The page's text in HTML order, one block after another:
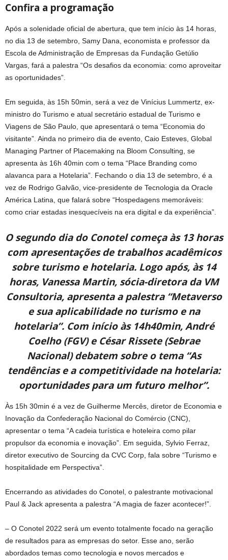
Confira a programação
Após a solenidade oficial de abertura, que tem início às 14 horas,
no dia 13 de setembro, Samy Dana, economista e professor da
Escola de Administração de Empresas da Fundação Getúlio
Vargas, fará a palestra “Os desafios da economia: como aproveitar
as oportunidades”.
Em seguida, às 15h 50min, será a vez de Vinícius Lummertz, ex-
ministro do Turismo e atual secretário estadual de Turismo e
Viagens de São Paulo, que apresentará o tema “Economia do
visitante”. Ainda no primeiro dia de evento, Caio Esteves, Global
Managing Partner of Placemaking na Bloom Consulting, se
apresenta às 16h 40min com o tema “Place Branding como
alavanca para a Hotelaria”. Fechando o dia 13 de setembro, é a
vez de Rodrigo Galvão, vice-presidente de Tecnologia da Oracle
América Latina, que falará sobre “Hospedagens memoráveis:
como criar estadas inesquecíveis na era digital e da experiência”.
O segundo dia do Conotel começa às 13 horas
com apresentações de trabalhos acadêmicos
sobre turismo e hotelaria. Logo após, às 14
horas, Vanessa Martin, sócia-diretora da VM
Consultoria, apresenta a palestra “Metaverso
e sua aplicabilidade no turismo e na
hotelaria”. Com início às 14h40min, André
Coelho (FGV) e César Rissete (Sebrae
Nacional) debatem sobre o tema “As
tendências e a competitividade na hotelaria:
oportunidades para um futuro melhor”.
Às 15h 30min é a vez de Guilherme Mercês, diretor de Economia e
Inovação da Confederação Nacional do Comércio (CNC),
apresentar o tema “A cadeia turística e hoteleira como pilar
propulsor da economia e inovação”. Em seguida, Sylvio Ferraz,
diretor executivo de Sourcing da CVC Corp, fala sobre “Turismo e
hospitalidade em Perspectiva”.
Encerrando as atividades do Conotel, o palestrante motivacional
Paul & Jack apresenta a palestra “A magia de fazer acontecer!”.
– O Conotel 2022 será um evento totalmente focado na geração
de resultados para as empresas do setor. Esse ano, serão
abordados temas como tecnologia e novos mercados e